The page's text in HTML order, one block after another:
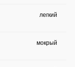
легкий
мокрый